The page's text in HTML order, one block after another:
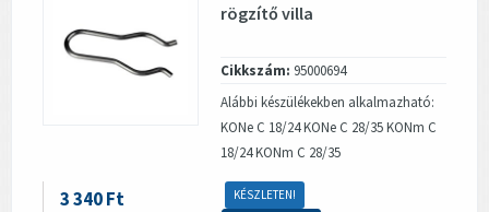
rögzítő villa
Cikkszám: 95000694
Alábbi készülékekben alkalmazható:
KONe C 18/24 KONe C 28/35 KONm C
18/24 KONm C 28/35
KÉSZLETEN!
3 340 Ft